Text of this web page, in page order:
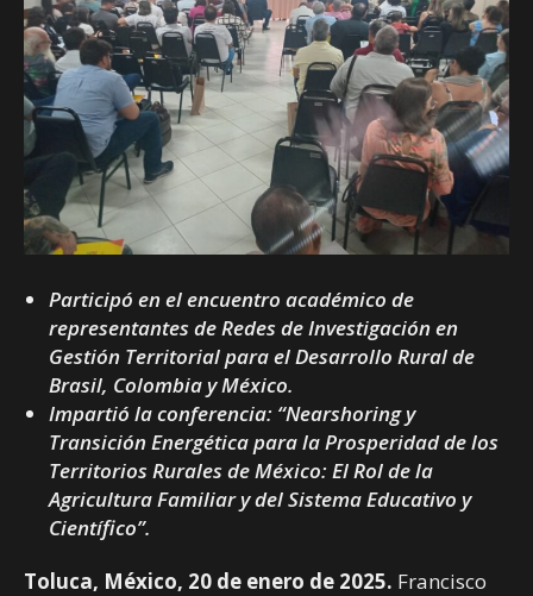
Participó en el encuentro académico de
representantes de Redes de Investigación en
Gestión Territorial para el Desarrollo Rural de
Brasil, Colombia y México.
Impartió la conferencia: “Nearshoring y
Transición Energética para la Prosperidad de los
Territorios Rurales de México: El Rol de la
Agricultura Familiar y del Sistema Educativo y
Científico”.
Toluca, México, 20 de enero de 2025. Francisco